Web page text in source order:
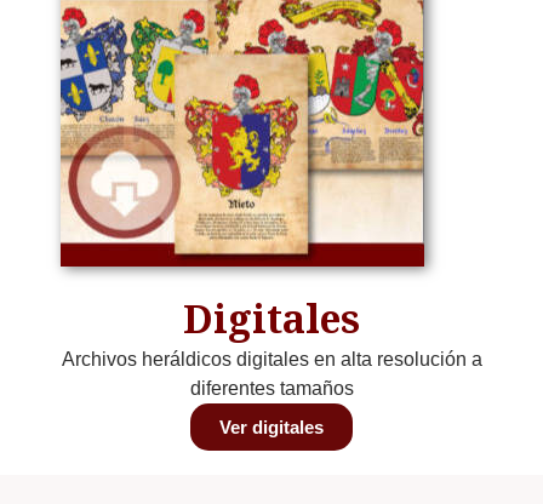
Digitales
Archivos heráldicos digitales en alta resolución a
diferentes tamaños
Ver digitales